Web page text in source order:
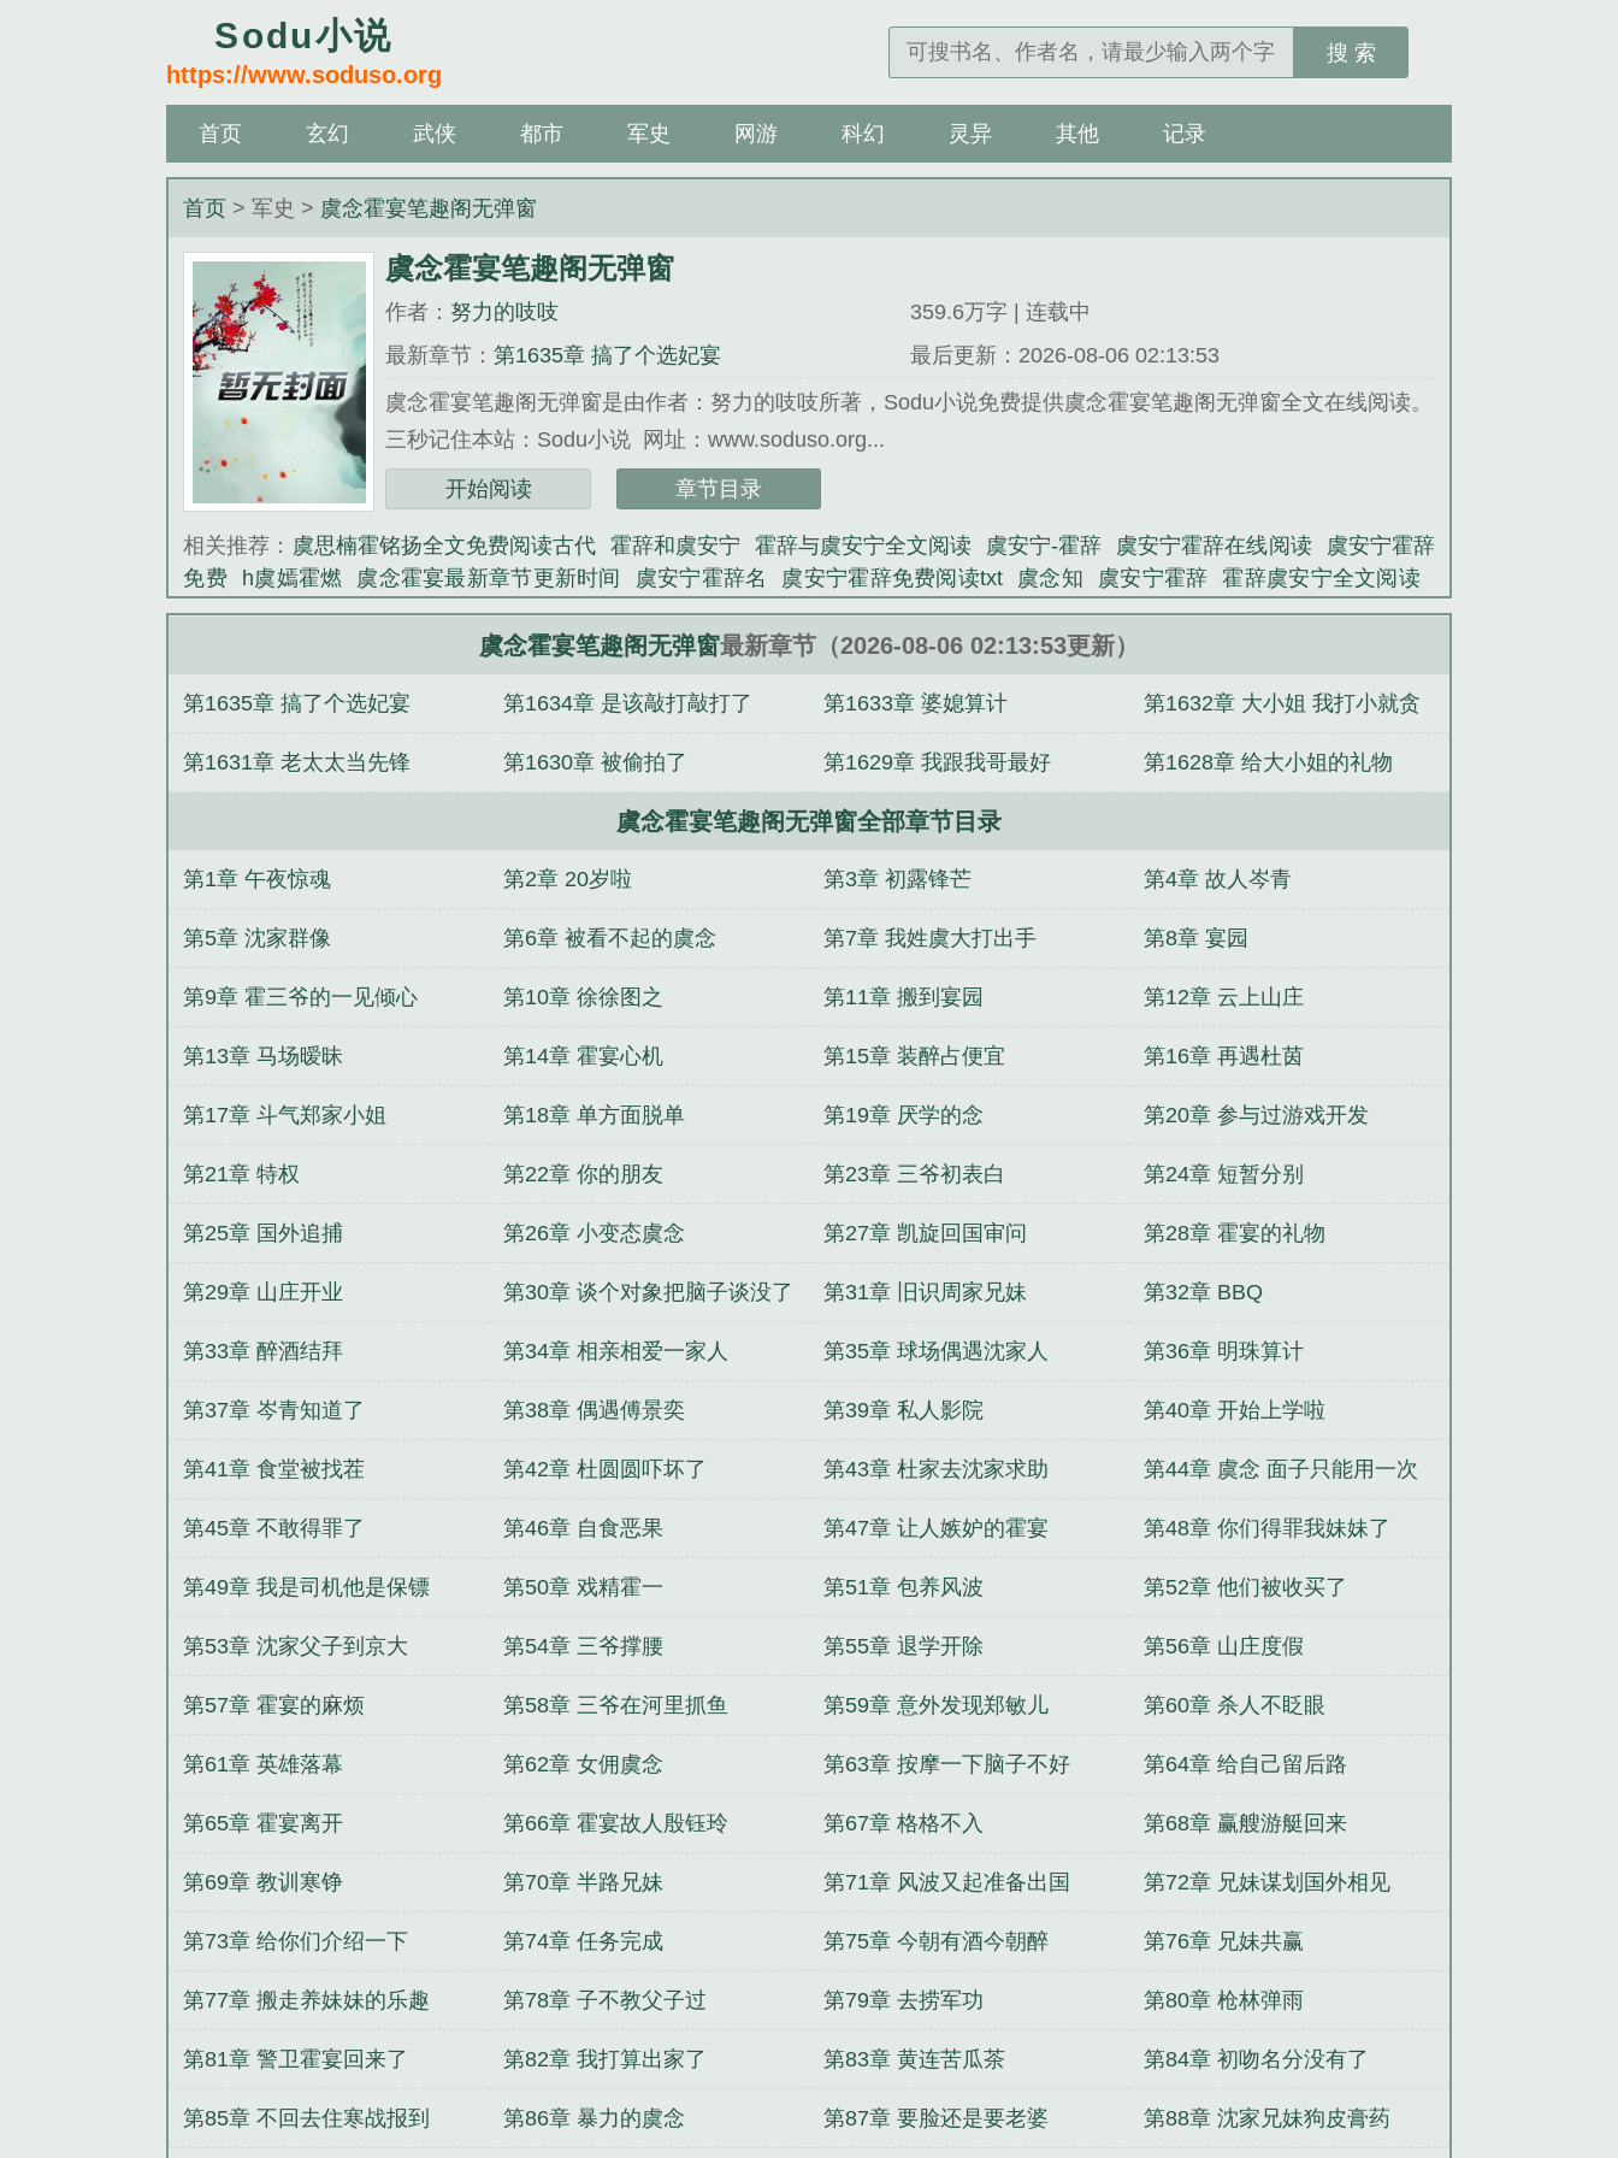
Sodu小说
https://www.soduso.org
搜 索
首页 玄幻 武侠 都市 军史 网游 科幻 灵异 其他 记录
首页 > 军史 > 虞念霍宴笔趣阁无弹窗
虞念霍宴笔趣阁无弹窗
作者： 努力的吱吱
359.6万字 | 连载中
最新章节：第1635章 搞了个选妃宴
最后更新：2026-08-06 02:13:53
虞念霍宴笔趣阁无弹窗是由作者：努力的吱吱所著，Sodu小说免费提供虞念霍宴笔趣阁无弹窗全文在线阅读。
三秒记住本站：Sodu小说 网址：www.soduso.org...
《虞念霍宴笔趣阁无弹窗》是努力的吱吱精心创作的军史类小说。
开始阅读 章节目录
相关推荐： 虞思楠霍铭扬全文免费阅读古代 霍辞和虞安宁 霍辞与虞安宁全文阅读 虞安宁-霍辞 虞安宁霍辞在线阅读
虞安宁霍辞
免费
h虞嫣霍燃 虞念霍宴最新章节更新时间 虞安宁霍辞名 虞安宁霍辞免费阅读txt 虞念知 虞安宁霍辞
霍辞虞安宁全文阅读
霍辞虞安宁完整免费阅读 霍辞虞安宁笔趣阁 霍辞虞安宁免费阅读 虞思楠霍铭扬免费阅读 虞安宁霍辞免费阅读百度 (全文)何璎
(全文)胡雪莉顾楚胡清罪恶都市 主角厉璟辰姜彤离婚两年霸总开启追妻之旅 主角胡雪莉顾楚胡清小说全集
正东夏颜笔趣阁无弹窗
主角虞念霍宴全集阅读 勇敢者的游戏 主角厉璟辰姜彤全集阅读 欲火（都市权谋后宫） 何璎唐清笔趣
雪莉顾楚胡清笔趣阁
虞念霍宴笔趣阁无弹窗最新章节（2026-08-06 02:13:53更新）
第1635章 搞了个选妃宴 第1634章 是该敲打敲打了 第1633章 婆媳算计 第1632章 大小姐 我打小就贪
心
第1631章 老太太当先锋 第1630章 被偷拍了 第1629章 我跟我哥最好 第1628章 给大小姐的礼物
虞念霍宴笔趣阁无弹窗全部章节目录
第1章 午夜惊魂 第2章 20岁啦 第3章 初露锋芒 第4章 故人岑青
第5章 沈家群像 第6章 被看不起的虞念 第7章 我姓虞大打出手 第8章 宴园
第9章 霍三爷的一见倾心 第10章 徐徐图之 第11章 搬到宴园 第12章 云上山庄
第13章 马场暧昧 第14章 霍宴心机 第15章 装醉占便宜 第16章 再遇杜茵
第17章 斗气郑家小姐 第18章 单方面脱单 第19章 厌学的念 第20章 参与过游戏开发
第21章 特权 第22章 你的朋友 第23章 三爷初表白 第24章 短暂分别
第25章 国外追捕 第26章 小变态虞念 第27章 凯旋回国审问 第28章 霍宴的礼物
第29章 山庄开业 第30章 谈个对象把脑子谈没了 第31章 旧识周家兄妹 第32章 BBQ
第33章 醉酒结拜 第34章 相亲相爱一家人 第35章 球场偶遇沈家人 第36章 明珠算计
第37章 岑青知道了 第38章 偶遇傅景奕 第39章 私人影院 第40章 开始上学啦
第41章 食堂被找茬 第42章 杜圆圆吓坏了 第43章 杜家去沈家求助 第44章 虞念 面子只能用一次
第45章 不敢得罪了 第46章 自食恶果 第47章 让人嫉妒的霍宴 第48章 你们得罪我妹妹了
第49章 我是司机他是保镖 第50章 戏精霍一 第51章 包养风波 第52章 他们被收买了
第53章 沈家父子到京大 第54章 三爷撑腰 第55章 退学开除 第56章 山庄度假
第57章 霍宴的麻烦 第58章 三爷在河里抓鱼 第59章 意外发现郑敏儿 第60章 杀人不眨眼
第61章 英雄落幕 第62章 女佣虞念 第63章 按摩一下脑子不好 第64章 给自己留后路
第65章 霍宴离开 第66章 霍宴故人殷钰玲 第67章 格格不入 第68章 赢艘游艇回来
第69章 教训寒铮 第70章 半路兄妹 第71章 风波又起准备出国 第72章 兄妹谋划国外相见
第73章 给你们介绍一下 第74章 任务完成 第75章 今朝有酒今朝醉 第76章 兄妹共赢
第77章 搬走养妹妹的乐趣 第78章 子不教父子过 第79章 去捞军功 第80章 枪林弹雨
第81章 警卫霍宴回来了 第82章 我打算出家了 第83章 黄连苦瓜茶 第84章 初吻名分没有了
第85章 不回去住寒战报到 第86章 暴力的虞念 第87章 要脸还是要老婆 第88章 沈家兄妹狗皮膏药